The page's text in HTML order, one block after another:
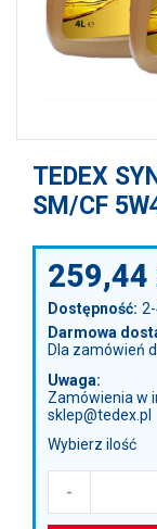
TEDEX
SM/CF
259,44
Dostępność:
Darmowa
Dla zamówień
Uwaga:
Zamówienia w
sklep@tedex.pl
Wybierz ilość
-